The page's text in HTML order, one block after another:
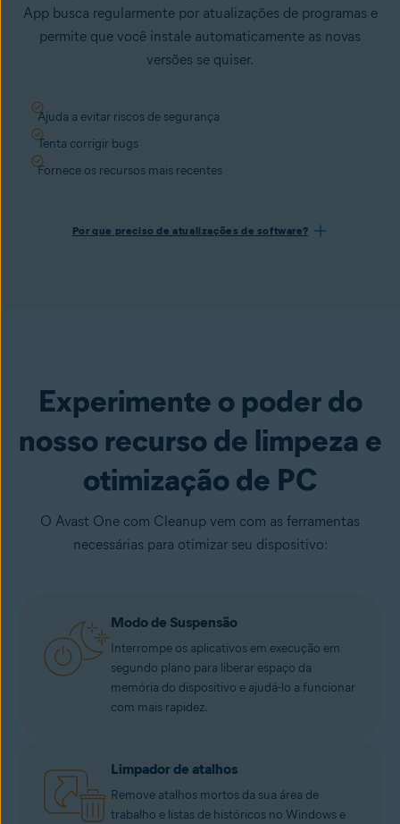
App busca regularmente por atualizações de programas e
permite que você instale automaticamente as novas
versões se quiser.
Ajuda a evitar riscos de segurança
Tenta corrigir bugs
Fornece os recursos mais recentes
Por que preciso de atualizações de software?
Experimente o poder do
nosso recurso de limpeza e
otimização de PC
O Avast One com Cleanup vem com as ferramentas
necessárias para otimizar seu dispositivo:
Modo de Suspensão
Interrompe os aplicativos em execução em
segundo plano para liberar espaço da
memória do dispositivo e ajudá-lo a funcionar
com mais rapidez.
Limpador de atalhos
Remove atalhos mortos da sua área de
trabalho e listas de históricos no Windows e